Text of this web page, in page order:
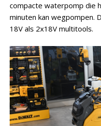
compacte waterpomp die
minuten kan wegpompen.
18V als 2x18V multitools.